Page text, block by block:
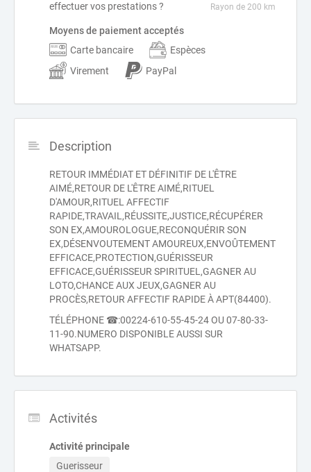
effectuer vos prestations ?
Rayon de 200 km
Moyens de paiement acceptés
Carte bancaire
Espèces
Virement
PayPal
Description
RETOUR IMMÉDIAT ET DÉFINITIF DE L'ÊTRE
AIMÉ,RETOUR DE L'ÊTRE AIMÉ,RITUEL
D'AMOUR,RITUEL AFFECTIF
RAPIDE,TRAVAIL,RÉUSSITE,JUSTICE,RÉCUPÉRER
SON EX,AMOUROLOGUE,RECONQUÉRIR SON
EX,DÉSENVOUTEMENT AMOUREUX,ENVOÛTEMENT
EFFICACE,PROTECTION,GUÉRISSEUR
EFFICACE,GUÉRISSEUR SPIRITUEL,GAGNER AU
LOTO,CHANCE AUX JEUX,GAGNER AU
PROCÈS,RETOUR AFFECTIF RAPIDE À APT(84400).
TÉLÉPHONE ☎:00224-610-55-45-24 OU 07-80-33-
11-90.NUMERO DISPONIBLE AUSSI SUR
WHATSAPP.
Activités
Activité principale
Guerisseur